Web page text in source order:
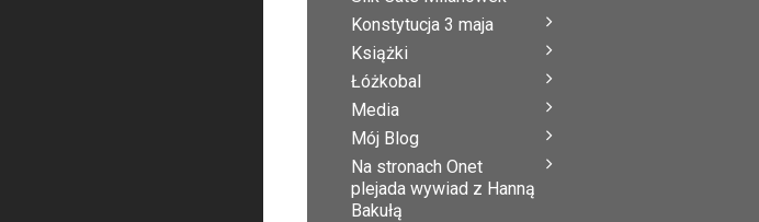
Konstytucja 3 maja
Książki
Łóżkobal
Media
Mój Blog
Na stronach Onet
plejada wywiad z Hanną
Bakułą